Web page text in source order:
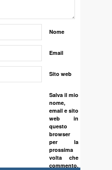
Nome
Email
Sito web
Salva il mio
nome,
email e sito
web in
questo
browser
per la
prossima
volta che
commento.